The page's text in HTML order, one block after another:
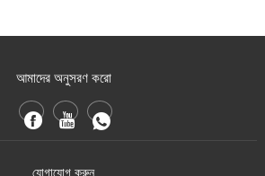
আমাদের অনুসরণ করো
যোগাযোগ করুন